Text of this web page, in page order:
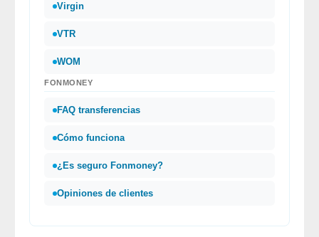
Virgin
VTR
WOM
FONMONEY
FAQ transferencias
Cómo funciona
¿Es seguro Fonmoney?
Opiniones de clientes